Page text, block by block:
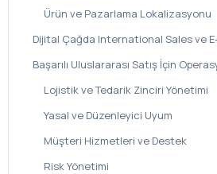
Ürün ve Pazarlama Lokalizasyonu
Dijital Çağda International Sales ve
Başarılı Uluslararası Satış İçin
Lojistik ve Tedarik Zinciri Yönetimi
Yasal ve Düzenleyici Uyum
Müşteri Hizmetleri ve Destek
Risk Yönetimi